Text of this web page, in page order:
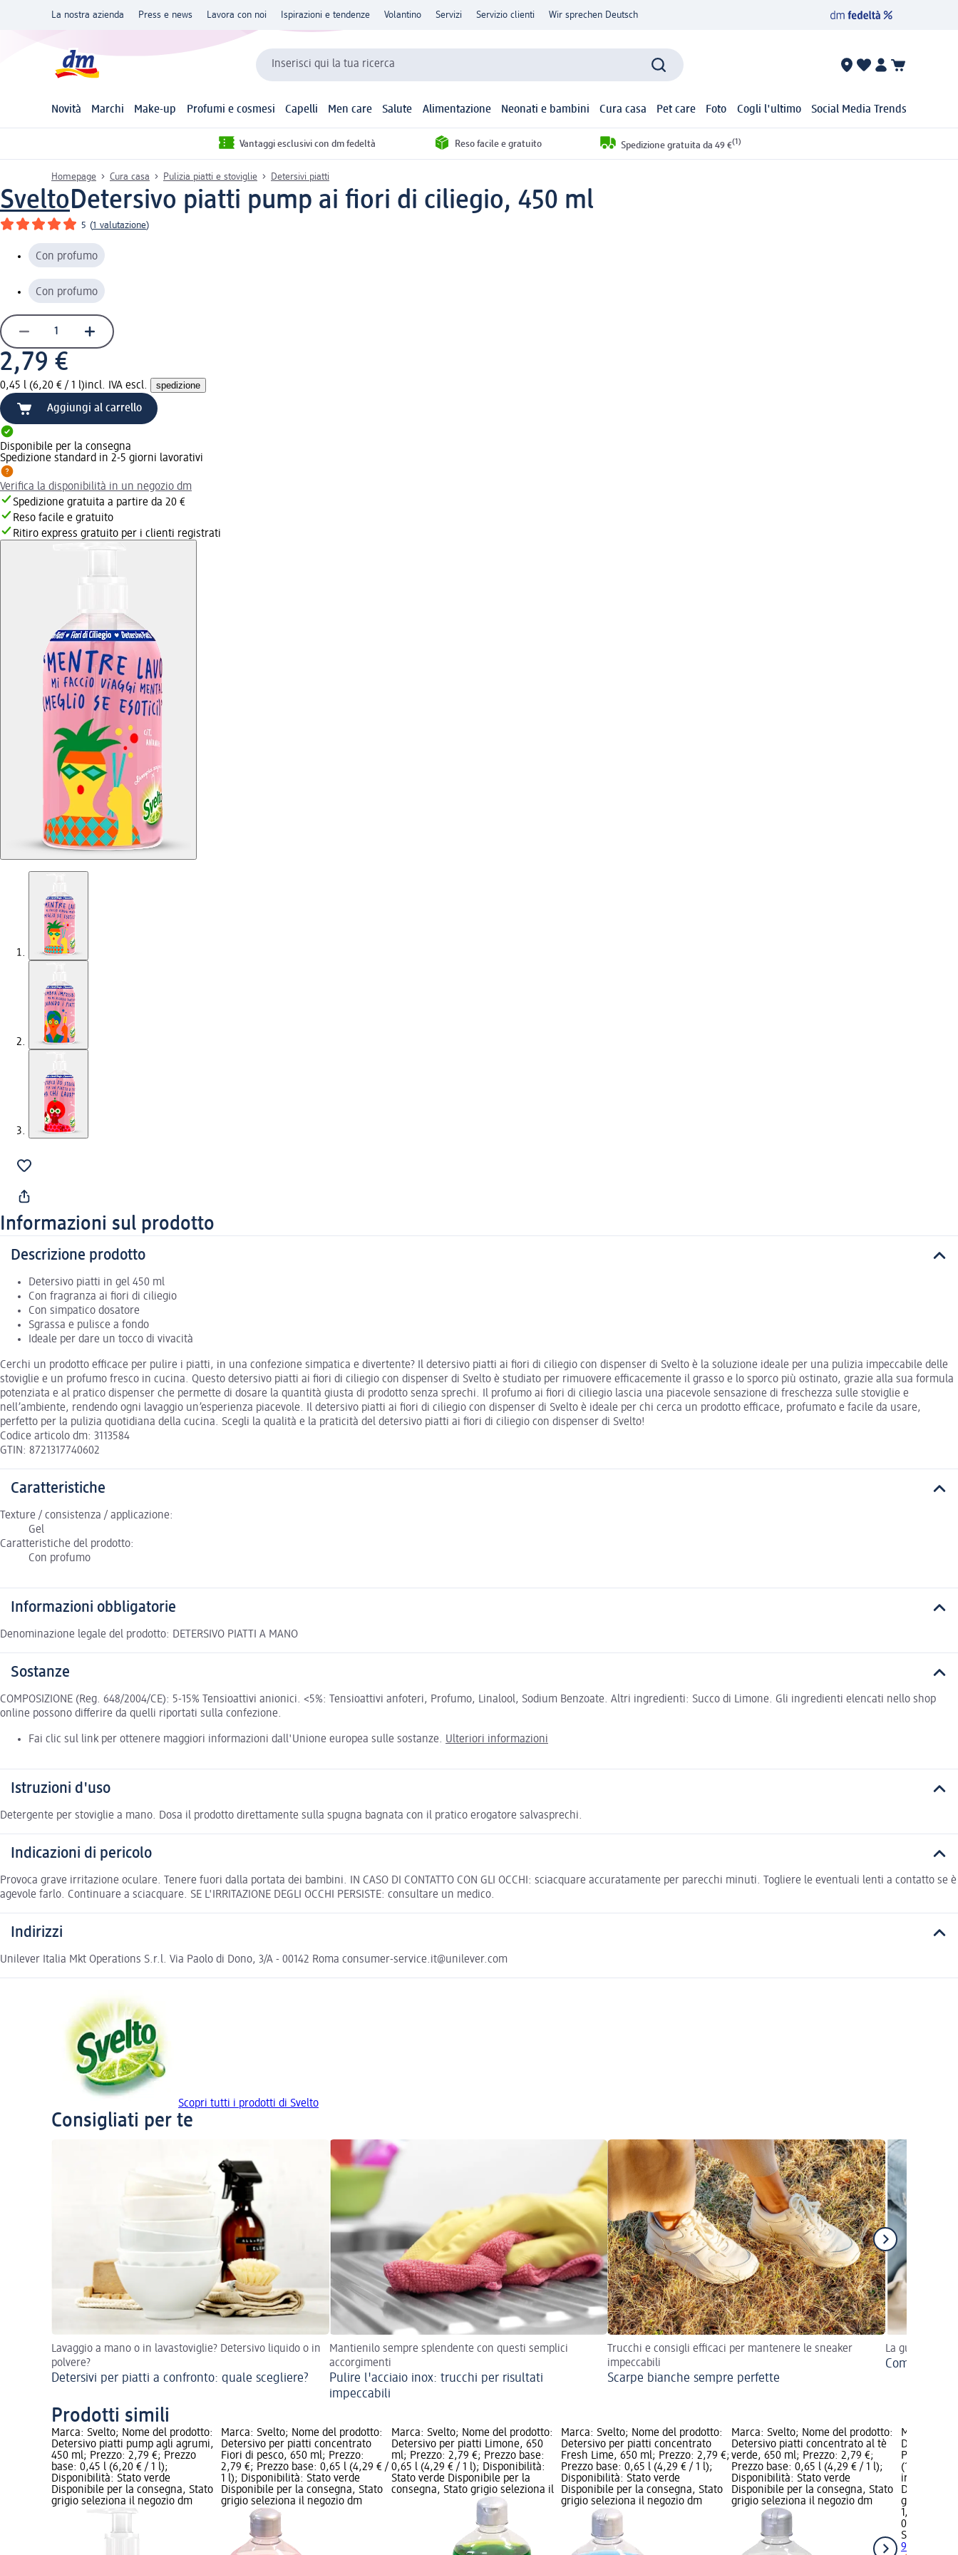
La nostra azienda Press e news Lavora con noi Ispirazioni e tendenze Volantino Servizi Servizio clienti Wir sprechen Deutsch
Inserisci qui la tua ricerca
Novità Marchi Make-up Profumi e cosmesi Capelli Men care Salute Alimentazione Neonati e bambini Cura casa Pet care Foto Cogli l'ultimo Social Media Trends
Vantaggi esclusivi con dm fedeltà Reso facile e gratuito Spedizione gratuita da 49 €(1)
Homepage Cura casa Pulizia piatti e stoviglie Detersivi piatti
SveltoDetersivo piatti pump ai fiori di ciliegio, 450 ml
5 (1 valutazione)
Con profumo
Con profumo
2,79 €
0,45 l (6,20 € / 1 l)incl. IVA escl. spedizione
Aggiungi al carrello
Disponibile per la consegna
Spedizione standard in 2-5 giorni lavorativi
Verifica la disponibilità in un negozio dm
Spedizione gratuita a partire da 20 €
Reso facile e gratuito
Ritiro express gratuito per i clienti registrati
Informazioni sul prodotto
Descrizione prodotto
Detersivo piatti in gel 450 ml
Con fragranza ai fiori di ciliegio
Con simpatico dosatore
Sgrassa e pulisce a fondo
Ideale per dare un tocco di vivacità
Cerchi un prodotto efficace per pulire i piatti, in una confezione simpatica e divertente? Il detersivo piatti ai fiori di ciliegio con dispenser di Svelto è la soluzione ideale per una pulizia impeccabile delle
stoviglie e un profumo fresco in cucina. Questo detersivo piatti ai fiori di ciliegio con dispenser di Svelto è studiato per rimuovere efficacemente il grasso e lo sporco più ostinato, grazie alla sua formula
potenziata e al pratico dispenser che permette di dosare la quantità giusta di prodotto senza sprechi. Il profumo ai fiori di ciliegio lascia una piacevole sensazione di freschezza sulle stoviglie e
nell’ambiente, rendendo ogni lavaggio un’esperienza piacevole. Il detersivo piatti ai fiori di ciliegio con dispenser di Svelto è ideale per chi cerca un prodotto efficace, profumato e facile da usare,
perfetto per la pulizia quotidiana della cucina. Scegli la qualità e la praticità del detersivo piatti ai fiori di ciliegio con dispenser di Svelto!
Codice articolo dm: 3113584
GTIN: 8721317740602
Caratteristiche
Texture / consistenza / applicazione:
Gel
Caratteristiche del prodotto:
Con profumo
Informazioni obbligatorie
Denominazione legale del prodotto: DETERSIVO PIATTI A MANO
Sostanze
COMPOSIZIONE (Reg. 648/2004/CE): 5-15% Tensioattivi anionici. <5%: Tensioattivi anfoteri, Profumo, Linalool, Sodium Benzoate. Altri ingredienti: Succo di Limone. Gli ingredienti elencati nello shop
online possono differire da quelli riportati sulla confezione.
Fai clic sul link per ottenere maggiori informazioni dall'Unione europea sulle sostanze. Ulteriori informazioni
Istruzioni d'uso
Detergente per stoviglie a mano. Dosa il prodotto direttamente sulla spugna bagnata con il pratico erogatore salvasprechi.
Indicazioni di pericolo
Provoca grave irritazione oculare. Tenere fuori dalla portata dei bambini. IN CASO DI CONTATTO CON GLI OCCHI: sciacquare accuratamente per parecchi minuti. Togliere le eventuali lenti a contatto se è
agevole farlo. Continuare a sciacquare. SE L'IRRITAZIONE DEGLI OCCHI PERSISTE: consultare un medico.
Indirizzi
Unilever Italia Mkt Operations S.r.l. Via Paolo di Dono, 3/A - 00142 Roma consumer-service.it@unilever.com
Scopri tutti i prodotti di Svelto
Consigliati per te
Lavaggio a mano o in lavastoviglie? Detersivo liquido o in
polvere?
Detersivi per piatti a confronto: quale scegliere?
Mantienilo sempre splendente con questi semplici
accorgimenti
Pulire l'acciaio inox: trucchi per risultati
impeccabili
Trucchi e consigli efficaci per mantenere le sneaker
impeccabili
Scarpe bianche sempre perfette
La guida per
Come
Prodotti simili
Marca: Svelto; Nome del prodotto:
Detersivo piatti pump agli agrumi,
450 ml; Prezzo: 2,79 €; Prezzo
base: 0,45 l (6,20 € / 1 l);
Disponibilità: Stato verde
Disponibile per la consegna, Stato
grigio seleziona il negozio dm
Marca: Svelto; Nome del prodotto:
Detersivo per piatti concentrato
Fiori di pesco, 650 ml; Prezzo:
2,79 €; Prezzo base: 0,65 l (4,29 € /
1 l); Disponibilità: Stato verde
Disponibile per la consegna, Stato
grigio seleziona il negozio dm
Marca: Svelto; Nome del prodotto:
Detersivo per piatti Limone, 650
ml; Prezzo: 2,79 €; Prezzo base:
0,65 l (4,29 € / 1 l); Disponibilità:
Stato verde Disponibile per la
consegna, Stato grigio seleziona il
Marca: Svelto; Nome del prodotto:
Detersivo per piatti concentrato
Fresh Lime, 650 ml; Prezzo: 2,79 €;
Prezzo base: 0,65 l (4,29 € / 1 l);
Disponibilità: Stato verde
Disponibile per la consegna, Stato
grigio seleziona il negozio dm
Marca: Svelto; Nome del prodotto:
Detersivo piatti concentrato al tè
verde, 650 ml; Prezzo: 2,79 €;
Prezzo base: 0,65 l (4,29 € / 1 l);
Disponibilità: Stato verde
Disponibile per la consegna, Stato
grigio seleziona il negozio dm
Marca:
Detersivo
Prezzo:
(1,83 € / 1
irritante;
Disponibile
grigio
1,79 €
0,98 l (1,83
Svelto
980 ml